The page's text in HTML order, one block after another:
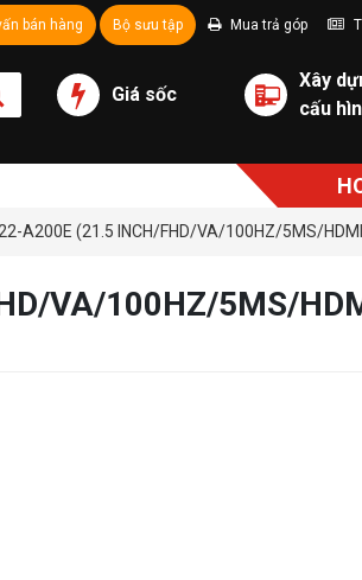
bán hàng Bộ sưu tập Mua trả góp
Giá sốc
Xây
cấu
A200E (21.5 INCH/FHD/VA/100HZ/5MS/
VA/100HZ/5MS/